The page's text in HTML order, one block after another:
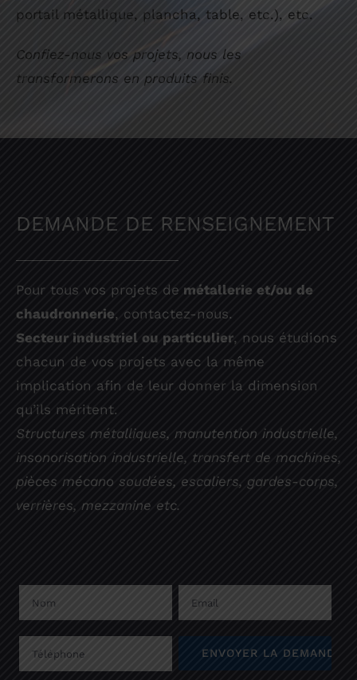
portail métallique, plancha, table, etc.), etc.
Confiez-nous vos projets, nous les
transformerons en produits finis.
DEMANDE DE RENSEIGNEMENT
Pour tous vos projets de métallerie et/ou de
chaudronnerie, contactez-nous.
Secteur industriel ou particulier, nous étudions
chacun de vos projets avec la même
implication afin de leur donner la dimension
qu’ils méritent.
Structures métalliques, manutention industrielle,
insonorisation industrielle, transfert de machines,
pièces mécano soudées, escaliers, gardes-corps,
verrières, mezzanine etc.